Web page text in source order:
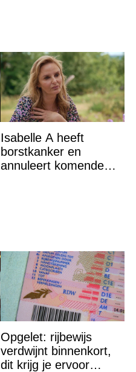
Isabelle A heeft
borstkanker en
annuleert komende
Opgelet: rijbewijs
verdwijnt binnenkort,
dit krijg je ervoor